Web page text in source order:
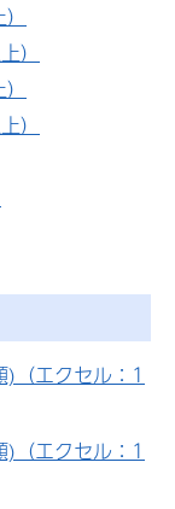
）
）
（エクセル：1
（エクセル：1